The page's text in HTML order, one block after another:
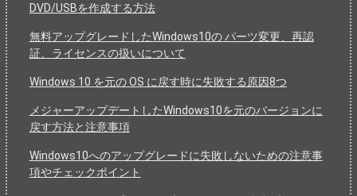
DVD/USBを作成する方法
無料アップグレードしたWindows10の パーツ変更、再認
証、ライセンスの扱いについて
Windows 10 を元の OS に戻す時に失敗する原因8つ
メジャーアップデートしたWindows10を元のバージョンに
戻す方法と注意事項
Windows10へのアップグレードに失敗しないための注意事
項やチェックポイント